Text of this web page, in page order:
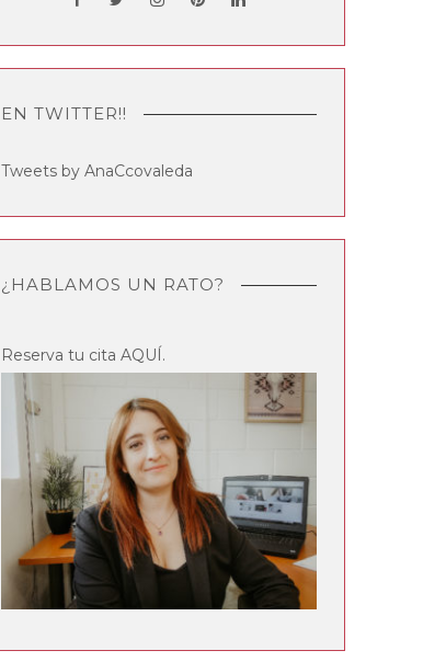
EN TWITTER!!
Tweets by AnaCcovaleda
¿HABLAMOS UN RATO?
Reserva tu cita AQUÍ.